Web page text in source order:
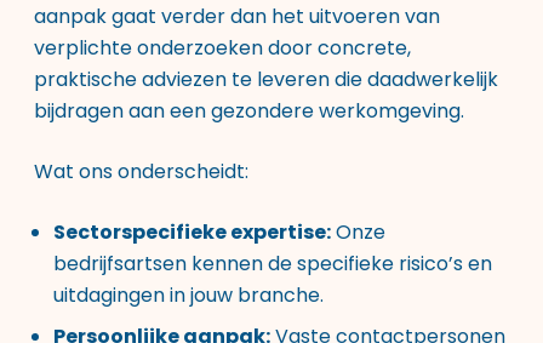
aanpak gaat verder dan het uitvoeren van
verplichte onderzoeken door concrete,
praktische adviezen te leveren die daadwerkelijk
bijdragen aan een gezondere werkomgeving.
Wat ons onderscheidt:
Sectorspecifieke expertise:Onze
bedrijfsartsen kennen de specifieke risico’s en
uitdagingen in jouw branche.
Persoonlijke aanpak:Vaste contactpersonen